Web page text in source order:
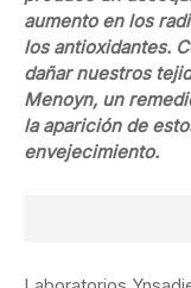
aumento en los
los antioxidantes.
dañar nuestros
Menoyn, un
la aparición de
envejecimiento.